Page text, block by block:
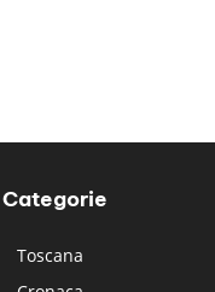
Categorie
Toscana